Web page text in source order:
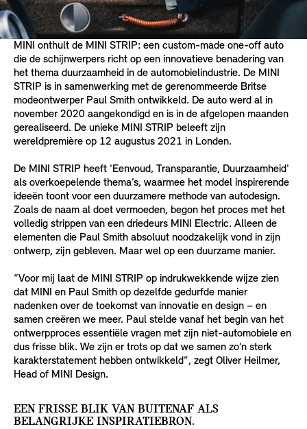
MINI onthult de MINI STRIP: een custom-made one-off auto
die de schijnwerpers richt op een innovatieve benadering van
het thema duurzaamheid in de automobielindustrie. De MINI
STRIP is in samenwerking met de gerenommeerde Britse
modeontwerper Paul Smith ontwikkeld. De auto werd al in
november 2020 aangekondigd en is in de afgelopen maanden
gerealiseerd. De unieke MINI STRIP beleeft zijn
wereldpremière op 12 augustus 2021 in Londen.
De MINI STRIP heeft 'Eenvoud, Transparantie, Duurzaamheid'
als overkoepelende thema’s, waarmee het model inspirerende
ideeën toont voor een duurzamere methode van autodesign.
Zoals de naam al doet vermoeden, begon het proces met het
volledig strippen van een driedeurs MINI Electric. Alleen de
elementen die Paul Smith absoluut noodzakelijk vond in zijn
ontwerp, zijn gebleven. Maar wel op een duurzame manier.
“Voor mij laat de MINI STRIP op indrukwekkende wijze zien
dat MINI en Paul Smith op dezelfde gedurfde manier
nadenken over de toekomst van innovatie en design – en
samen creëren we meer. Paul stelde vanaf het begin van het
ontwerpproces essentiële vragen met zijn niet-automobiele en
dus frisse blik. We zijn er trots op dat we samen zo’n sterk
karakterstatement hebben ontwikkeld”, zegt Oliver Heilmer,
Head of MINI Design.
EEN FRISSE BLIK VAN BUITENAF ALS
BELANGRIJKE INSPIRATIEBRON.